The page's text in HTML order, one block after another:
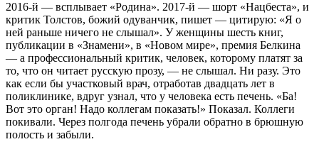
2016-й — всплывает «Родина». 2017-й — шорт «Нацбеста», и
критик Толстов, божий одуванчик, пишет — цитирую: «Я о
ней раньше ничего не слышал». У женщины шесть книг,
публикации в «Знамени», в «Новом мире», премия Белкина
— а профессиональный критик, человек, которому платят за
то, что он читает русскую прозу, — не слышал. Ни разу. Это
как если бы участковый врач, отработав двадцать лет в
поликлинике, вдруг узнал, что у человека есть печень. «Ба!
Вот это орган! Надо коллегам показать!» Показал. Коллеги
покивали. Через полгода печень убрали обратно в брюшную
полость и забыли.